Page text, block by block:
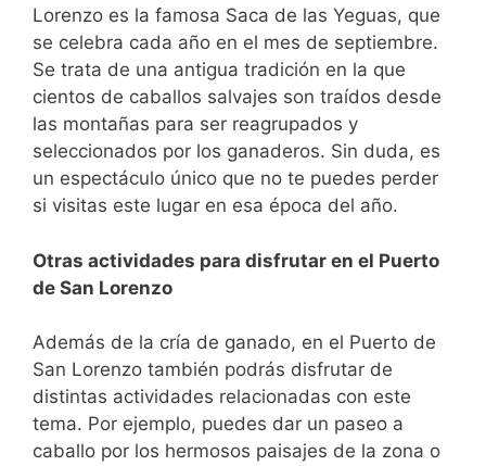
Lorenzo es la famosa Saca de las Yeguas, que
se celebra cada año en el mes de septiembre.
Se trata de una antigua tradición en la que
cientos de caballos salvajes son traídos desde
las montañas para ser reagrupados y
seleccionados por los ganaderos. Sin duda, es
un espectáculo único que no te puedes perder
si visitas este lugar en esa época del año.
Otras actividades para disfrutar en el Puerto
de San Lorenzo
Además de la cría de ganado, en el Puerto de
San Lorenzo también podrás disfrutar de
distintas actividades relacionadas con este
tema. Por ejemplo, puedes dar un paseo a
caballo por los hermosos paisajes de la zona o